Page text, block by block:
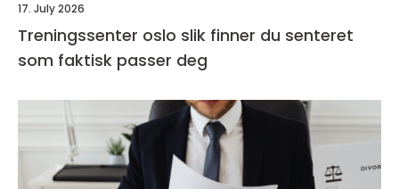
17. July 2026
Treningssenter oslo slik finner du senteret
som faktisk passer deg